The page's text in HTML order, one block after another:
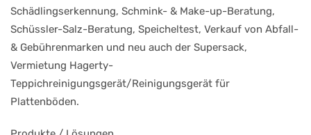
Schädlingserkennung, Schmink- & Make-up-Beratung,
Schüssler-Salz-Beratung, Speicheltest, Verkauf von Abfall-
& Gebührenmarken und neu auch der Supersack,
Vermietung Hagerty-
Teppichreinigungsgerät/Reinigungsgerät für
Plattenböden.